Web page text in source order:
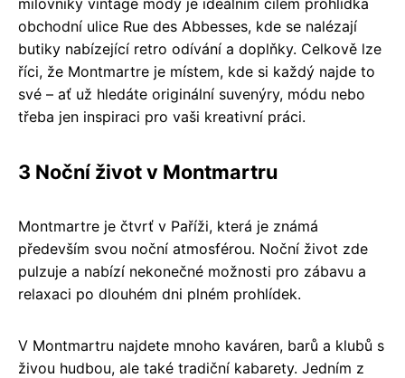
obchodní ulice Rue des Abbesses, kde se nalézají
butiky nabízející retro odívání a doplňky. Celkově lze
říci, že Montmartre je místem, kde si každý najde to
své – ať už hledáte originální suvenýry, módu nebo
třeba jen inspiraci pro vaši kreativní práci.
3 Noční život v Montmartru
Montmartre je čtvrť v Paříži, která je známá
především svou noční atmosférou. Noční život zde
pulzuje a nabízí nekonečné možnosti pro zábavu a
relaxaci po dlouhém dni plném prohlídek.
V Montmartru najdete mnoho kaváren, barů a klubů s
živou hudbou, ale také tradiční kabarety. Jedním z